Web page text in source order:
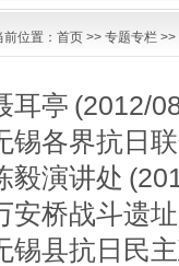
前位置： 首页 >> 专题专栏 >>
耳亭 (2012/
锡各界抗日
毅演讲处
安桥战斗遗址
锡县抗日民